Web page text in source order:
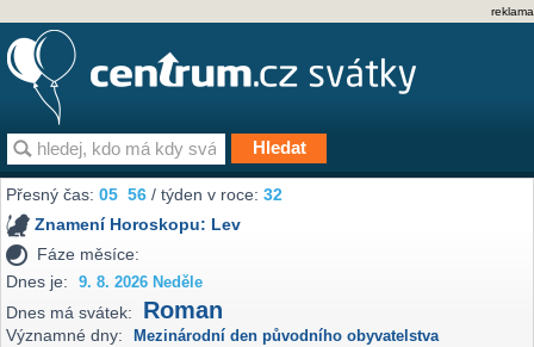
reklama
Přesný čas:05 56 / týden v roce:32
Znamení Horoskopu: Lev
Fáze měsíce:
Dnes je:
9. 8. 2026 Neděle
Dnes má svátek: Roman
Významné dny: Mezinárodní den původního obyvatelstva